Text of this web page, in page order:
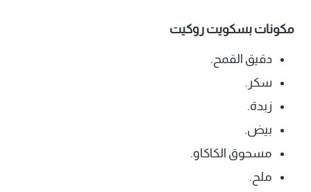
مكونات بسكويت روكيت
دقيق القمح.
سكر.
زبدة.
بيض.
مسحوق الكاكاو.
ملح.